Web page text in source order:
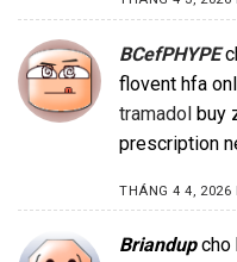
BCefPHYPE
flovent hfa
tramadol buy
prescription
THÁNG 4 4, 2026
Briandup cho